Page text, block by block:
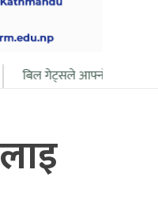
सबै सम्पत्ति २० बर्ष भित्र दान